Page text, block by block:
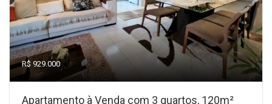
R$ 929.000
Apartamento à Venda com 3 quartos, 120m²